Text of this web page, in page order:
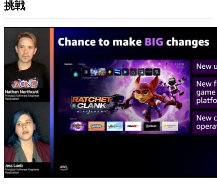
挑戦